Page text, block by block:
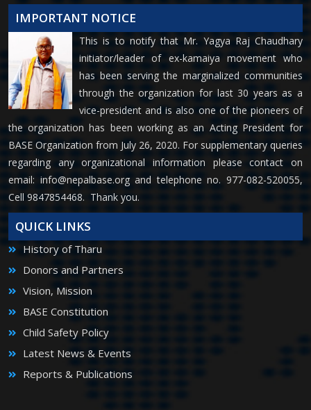
IMPORTANT NOTICE
This is to notify that Mr. Yagya Raj Chaudhary
initiator/leader of ex-kamaiya movement who
has been serving the marginalized communities
through the organization for last 30 years as a
vice-president and is also one of the pioneers of
the organization has been working as an Acting President for
BASE Organization from July 26, 2020. For supplementary queries
regarding any organizational information please contact on
email: info@nepalbase.organd telephone no. 977-082-520055,
Cell 9847854468. Thank you.
QUICK LINKS
History of Tharu
Donors and Partners
Vision, Mission
BASE Constitution
Child Safety Policy
Latest News & Events
Reports & Publications